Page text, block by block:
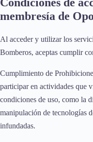
membresía de
Al acceder y utilizar los
Bomberos, aceptas cumplir
Cumplimiento de
participar en actividades que
condiciones de uso, como la
manipulación de tecnologías
infundadas.